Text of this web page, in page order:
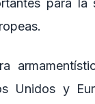
para la
Unidos y